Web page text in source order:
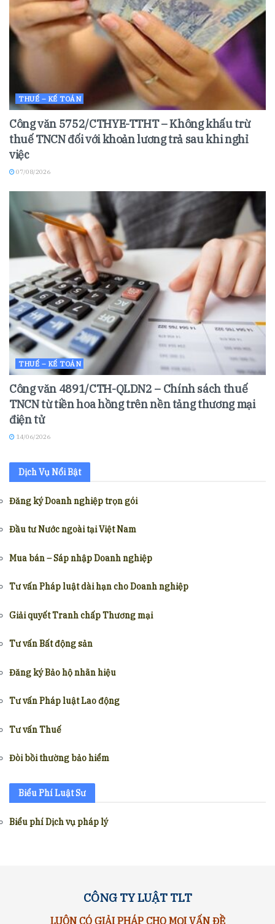
THUẾ – KẾ TOÁN
Công văn 5752/CTHYE-TTHT – Không khấu trừ
thuế TNCN đối với khoản lương trả sau khi nghỉ
việc
07/08/2026
THUẾ – KẾ TOÁN
Công văn 4891/CTH-QLDN2 – Chính sách thuế
TNCN từ tiền hoa hồng trên nền tảng thương mại
điện tử
14/06/2026
Dịch Vụ Nổi Bật
Đăng ký Doanh nghiệp trọn gói
Đầu tư Nước ngoài tại Việt Nam
Mua bán – Sáp nhập Doanh nghiệp
Tư vấn Pháp luật dài hạn cho Doanh nghiệp
Giải quyết Tranh chấp Thương mại
Tư vấn Bất động sản
Đăng ký Bảo hộ nhãn hiệu
Tư vấn Pháp luật Lao động
Tư vấn Thuế
Đòi bồi thường bảo hiểm
Biểu Phí Luật Sư
Biểu phí Dịch vụ pháp lý
CÔNG TY LUẬT TLT
LUÔN CÓ GIẢI PHÁP CHO MỌI VẤN ĐỀ